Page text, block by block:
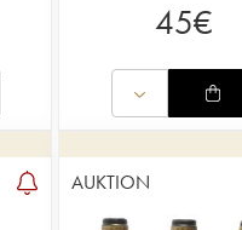
45€
AUKTION